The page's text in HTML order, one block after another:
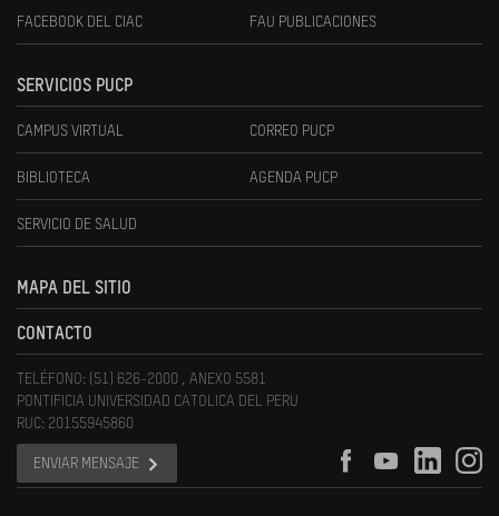
FACEBOOK DEL CIAC FAU PUBLICACIONES
SERVICIOS PUCP
CAMPUS VIRTUAL CORREO PUCP
BIBLIOTECA AGENDA PUCP
SERVICIO DE SALUD
MAPA DEL SITIO
CONTACTO
TELÉFONO: (51) 626-2000 , ANEXO 5581
PONTIFICIA UNIVERSIDAD CATOLICA DEL PERU
RUC: 20155945860
ENVIAR MENSAJE